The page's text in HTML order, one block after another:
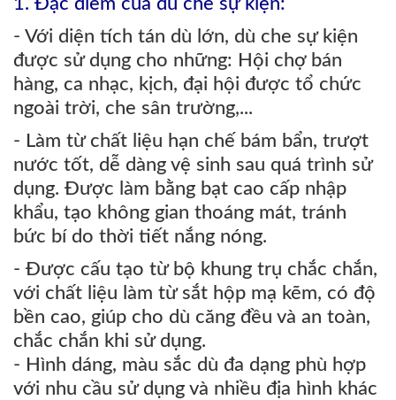
1. Đặc điểm của dù che sự kiện:
- Với diện tích tán dù lớn, dù che sự kiện
được sử dụng cho những: Hội chợ bán
hàng, ca nhạc, kịch, đại hội được tổ chức
ngoài trời, che sân trường,...
- Làm từ chất liệu hạn chế bám bẩn, trượt
nước tốt, dễ dàng vệ sinh sau quá trình sử
dụng. Được làm bằng bạt cao cấp nhập
khẩu, tạo không gian thoáng mát, tránh
bức bí do thời tiết nắng nóng.
- Được cấu tạo từ bộ khung trụ chắc chắn,
với chất liệu làm từ sắt hộp mạ kẽm, có độ
bền cao, giúp cho dù căng đều và an toàn,
chắc chắn khi sử dụng.
- Hình dáng, màu sắc dù đa dạng phù hợp
với nhu cầu sử dụng và nhiều địa hình khác